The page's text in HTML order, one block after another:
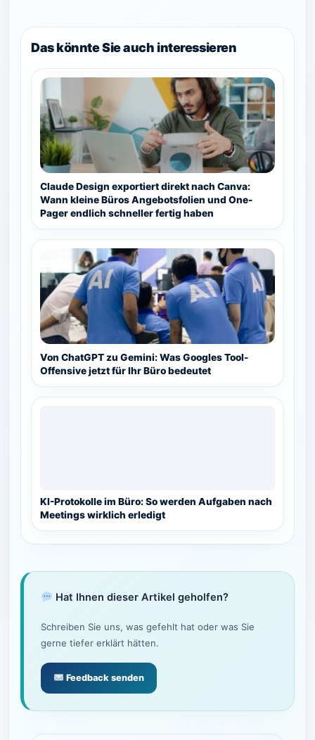
Das könnte Sie auch interessieren
Claude Design exportiert direkt nach Canva:
Wann kleine Büros Angebotsfolien und One-
Pager endlich schneller fertig haben
Von ChatGPT zu Gemini: Was Googles Tool-
Offensive jetzt für Ihr Büro bedeutet
KI-Protokolle im Büro: So werden Aufgaben nach
Meetings wirklich erledigt
Hat Ihnen dieser Artikel geholfen?
Schreiben Sie uns, was gefehlt hat oder was Sie
gerne tiefer erklärt hätten.
Feedback senden